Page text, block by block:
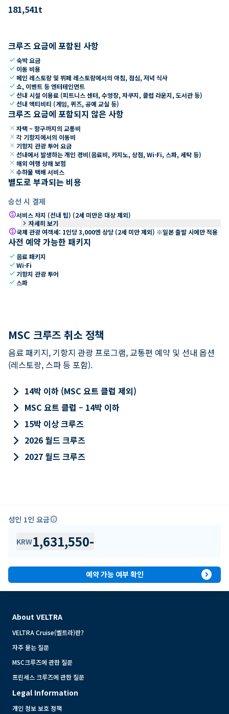
181,541t
크루즈 요금에 포함된 사항
check숙박 요금
check 이동 비용
check 메인 레스토랑 및 뷔페 레스토랑에서의 아침, 점심, 저녁 식사
check쇼, 이벤트 등 엔터테인먼트
check선내 시설 이용료 (피트니스 센터, 수영장, 자쿠지, 클럽 라운지, 도서관 등)
check선내 액티비티 (게임, 퀴즈, 공예 교실 등)
크루즈 요금에 포함되지 않은 사항
close 자택 ~ 항구까지의 교통비
close 각 기항지에서의 이동비
close 기항지 관광 투어 요금
close 선내에서 발생하는 개인 경비(음료비, 카지노, 상점, Wi-Fi, 스파, 세탁 등)
close 해외 여행 상해 보험
close 수하물 택배 서비스
별도로 부과되는 비용
승선 시 결제
paid서비스 차지 (선내 팁) (2세 미만은 대상 제외)
keyboard_arrow_right 자세히 보기
paid국제 관광 여객세: 1인당 3,000엔 상당 (2세 미만 제외) ※일본 출발 시에만 적용
사전 예약 가능한 패키지
check 음료 패키지
checkWi-Fi
check 기항지 관광 투어
check 스파
MSC 크루즈 취소 정책
음료 패키지, 기항지 관광 프로그램, 교통편 예약 및 선내 옵션
(레스토랑, 스파 등 포함).
keyboard_arrow_right 14박 이하 (MSC 요트 클럽 제외)
keyboard_arrow_right MSC 요트 클럽 – 14박 이하
keyboard_arrow_right 15박 이상 크루즈
keyboard_arrow_right 2026 월드 크루즈
keyboard_arrow_right 2027 월드 크루즈
성인 1인 요금info
KRW1,631,550-
예약 가능 여부 확인 expand_circle_right
About VELTRA
VELTRA Cruise(벨트라)란?
자주 묻는 질문
MSC크루즈에 관한 질문
프린세스 크루즈에 관한 질문
Legal Information
개인 정보 보호 정책